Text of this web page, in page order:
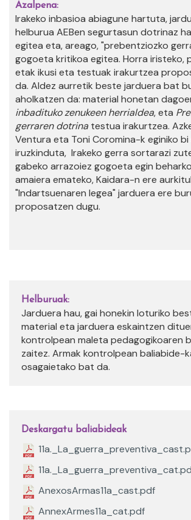
Azalpena:
Irakeko inbasioa abiagune hartuta,
helburua AEBen segurtasun dotrinaz
egitea eta, areago, "prebentziozko
gogoeta kritikoa egitea. Horra iristeko,
etak ikusi eta testuak irakurtzea
da. Aldez aurretik beste jarduera bat
aholkatzen da: material honetan
inbadituko zenukeen herrialdea, eta
gerraren dotrina testua irakurtzea.
Ventura eta Toni Coromina-k eginiko
iruzkinduta, Irakeko gerra sortarazi
gabeko arrazoiez gogoeta egin
amaiera emateko, Kaidara-n ere
"Indartsuenaren legea" jarduera ere
proposatzen dugu.
Helburuak:
Jarduera hau, gai honekin loturiko
material eta jarduera eskaintzen
kontrolpean maleta pedagogikoaren
zaitez. Armak kontrolpean baliabide-
osagaietako bat da.
Deskargatu baliabideak
AnexosArmas11a_cast.pdf
AnnexArmes11a_cat.pdf